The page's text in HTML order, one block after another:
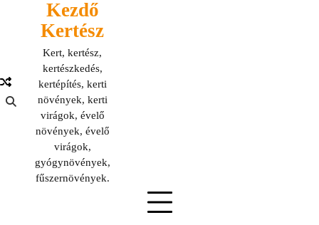
Kezdő
Kertész
Kert, kertész,
kertészkedés,
kertépítés, kerti
növények, kerti
virágok, évelő
növények, évelő
virágok,
gyógynövények,
fűszernövények.